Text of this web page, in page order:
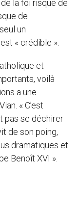
la foi risque de
de
un
« crédible ».
et
voilà
a une
« C’est
pas se déchirer
de son poing,
dramatiques et
Benoît XVI ».